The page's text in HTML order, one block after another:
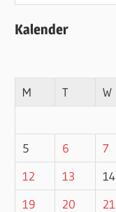
Kalender
M
T W
5
6 7
12
13 14
19
20 21